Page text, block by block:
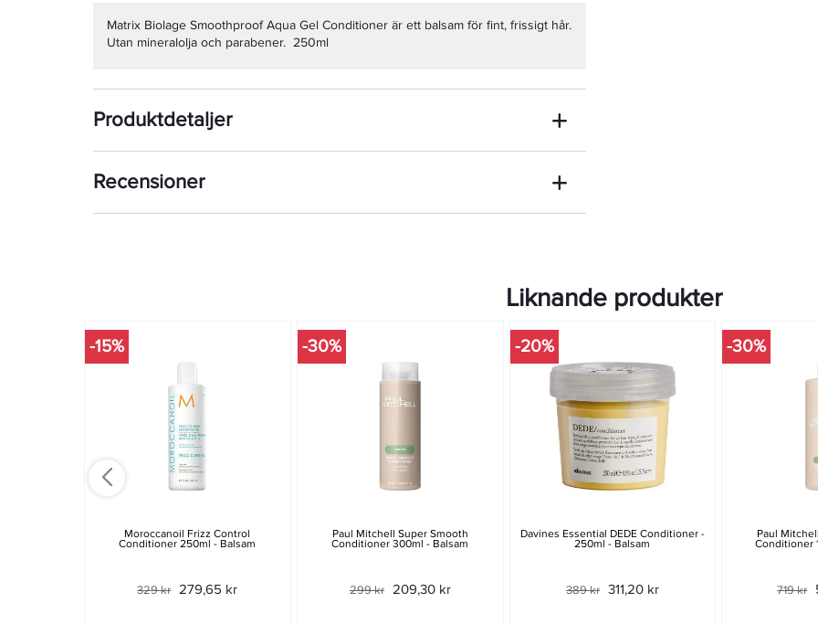
Matrix Biolage Smoothproof Aqua Gel Conditioner är ett balsam för fint, frissigt hår.
Utan mineralolja och parabener. 250ml
Produktdetaljer
Recensioner
Liknande produkter
-15%
Moroccanoil Frizz Control
Conditioner 250ml - Balsam
329 kr 279,65 kr
-30%
Paul Mitchell Super Smooth
Conditioner 300ml - Balsam
299 kr 209,30 kr
-20%
Davines Essential DEDE Conditioner -
250ml - Balsam
389 kr 311,20 kr
-30%
Paul
Conditioner
719 kr